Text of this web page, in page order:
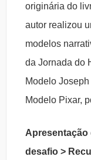
originária do
autor realizou
modelos
da Jornada do
Modelo
Modelo Pixar,
Apresentação
desafio >